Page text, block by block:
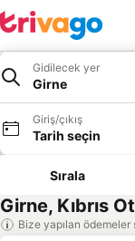
Gidilecek yer
Girne
Giriş/çıkış
Tarih seçin
Sırala
Girne, Kıbrıs
Bize yapılan ödemeler